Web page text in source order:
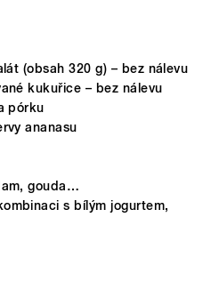
(obsah 320 g) – bez nálevu
kukuřice – bez nálevu
pórku
ananasu
gouda…
s bílým jogurtem,